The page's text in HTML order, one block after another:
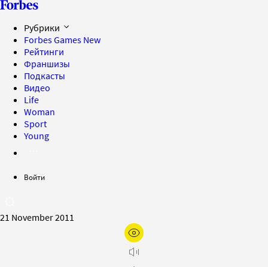
Рубрики
Forbes Games New
Рейтинги
Франшизы
Подкасты
Видео
Life
Woman
Sport
Young
Войти
21 November 2011